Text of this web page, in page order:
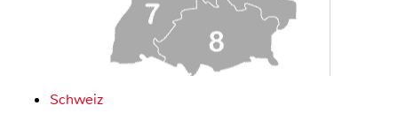
Schweiz